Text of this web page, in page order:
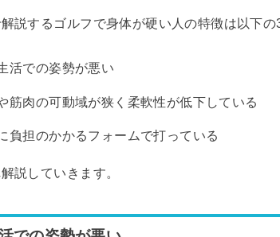
説するゴルフで身体が硬い人の特徴は以下の
活での姿勢が悪い
筋肉の可動域が狭く柔軟性が低下している
負担のかかるフォームで打っている
説していきます。